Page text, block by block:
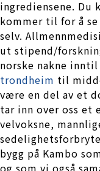
ingrediensene. Du
kommer til for å
selv.
ut stipend/
norske nakne inntil
trondheim til
være en del av et
tar inn over oss et
velvoksne,
bygg på Kambo
og som vi også